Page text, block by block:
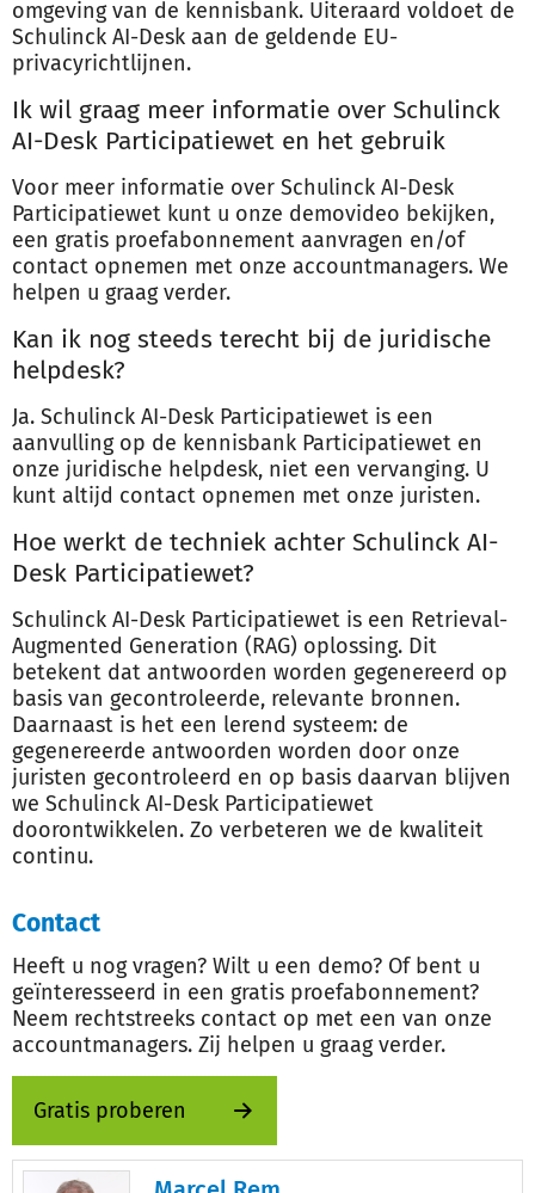
omgeving van de kennisbank. Uiteraard voldoet de
Schulinck AI-Desk aan de geldende EU-
privacyrichtlijnen.
Ik wil graag meer informatie over Schulinck
AI-Desk Participatiewet en het gebruik
Voor meer informatie over Schulinck AI-Desk
Participatiewet kunt u onze demovideo bekijken,
een gratis proefabonnement aanvragen en/of
contact opnemen met onze accountmanagers. We
helpen u graag verder.
Kan ik nog steeds terecht bij de juridische
helpdesk?
Ja. Schulinck AI-Desk Participatiewet is een
aanvulling op de kennisbank Participatiewet en
onze juridische helpdesk, niet een vervanging. U
kunt altijd contact opnemen met onze juristen.
Hoe werkt de techniek achter Schulinck AI-
Desk Participatiewet?
Schulinck AI-Desk Participatiewet is een Retrieval-
Augmented Generation (RAG) oplossing. Dit
betekent dat antwoorden worden gegenereerd op
basis van gecontroleerde, relevante bronnen.
Daarnaast is het een lerend systeem: de
gegenereerde antwoorden worden door onze
juristen gecontroleerd en op basis daarvan blijven
we Schulinck AI-Desk Participatiewet
doorontwikkelen. Zo verbeteren we de kwaliteit
continu.
Contact
Heeft u nog vragen? Wilt u een demo? Of bent u
geïnteresseerd in een gratis proefabonnement?
Neem rechtstreeks contact op met een van onze
accountmanagers. Zij helpen u graag verder.
Gratis proberen